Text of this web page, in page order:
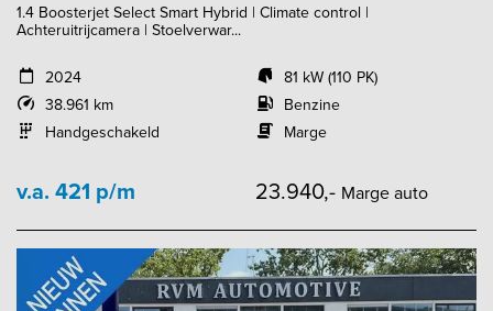
1.4 Boosterjet Select Smart Hybrid | Climate control |
Achteruitrijcamera | Stoelverwar...
2024
38.961 km
Handgeschakeld
81 kW (110 PK)
Benzine
Marge
v.a. 421 p/m 23.940,- Marge auto